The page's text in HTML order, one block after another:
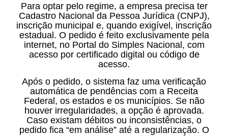
Para optar pelo regime, a empresa precisa ter
Cadastro Nacional da Pessoa Jurídica (CNPJ),
inscrição municipal e, quando exigível, inscrição
estadual. O pedido é feito exclusivamente pela
internet, no Portal do Simples Nacional, com
acesso por certificado digital ou código de
acesso.
Após o pedido, o sistema faz uma verificação
automática de pendências com a Receita
Federal, os estados e os municípios. Se não
houver irregularidades, a opção é aprovada.
Caso existam débitos ou inconsistências, o
pedido fica “em análise” até a regularização. O